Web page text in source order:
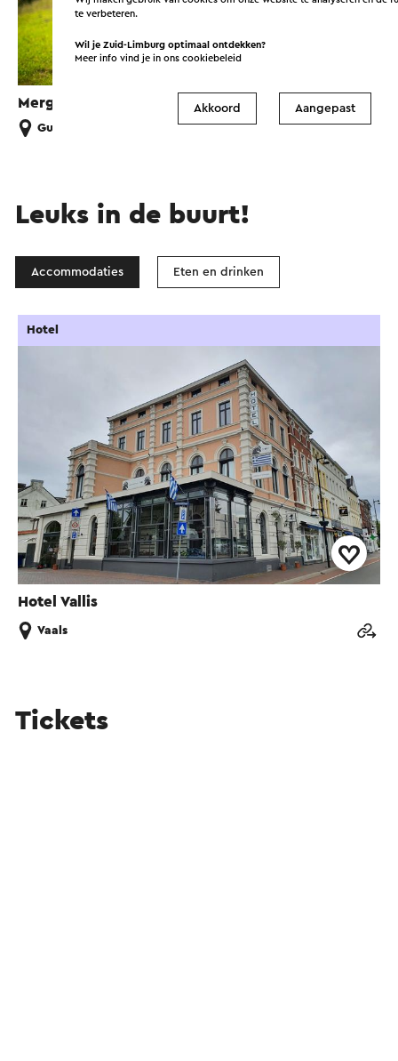
Mergelland Fietsroute Zuid-lus
Gulpen
Leuks in de buurt!
Accommodaties Eten en drinken
Hotel Vallis
Hotel
Vaals
Tickets
te verbeteren.
Wil je Zuid-Limburg optimaal ontdekken?
Meer info vind je in ons cookiebeleid
Akkoord Aangepast